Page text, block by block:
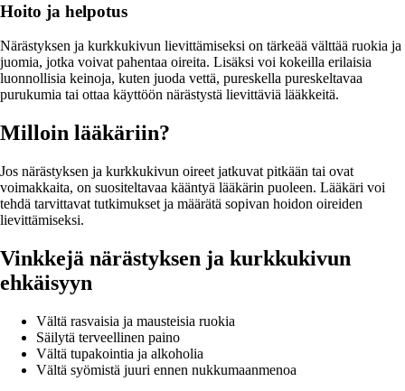
Hoito ja helpotus
Närästyksen ja kurkkukivun lievittämiseksi on tärkeää välttää ruokia ja
juomia, jotka voivat pahentaa oireita. Lisäksi voi kokeilla erilaisia
luonnollisia keinoja, kuten juoda vettä, pureskella pureskeltavaa
purukumia tai ottaa käyttöön närästystä lievittäviä lääkkeitä.
Milloin lääkäriin?
Jos närästyksen ja kurkkukivun oireet jatkuvat pitkään tai ovat
voimakkaita, on suositeltavaa kääntyä lääkärin puoleen. Lääkäri voi
tehdä tarvittavat tutkimukset ja määrätä sopivan hoidon oireiden
lievittämiseksi.
Vinkkejä närästyksen ja kurkkukivun
ehkäisyyn
Vältä rasvaisia ja mausteisia ruokia
Säilytä terveellinen paino
Vältä tupakointia ja alkoholia
Vältä syömistä juuri ennen nukkumaanmenoa